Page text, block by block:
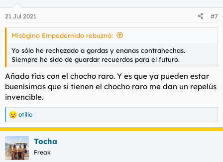
e
s
21 Jul 2021 #7
Misógino Empedernido rebuznó:
Yo sólo he rechazado a gordas y enanas contrahechas.
Siempre he sido de guardar recuerdos para el futuro.
Añado tías con el chocho raro. Y es que ya pueden estar
buenísimas que si tienen el chocho raro me dan un repelús
invencible.
R
e
a
c
c
i
otilio
Tocha
Freak